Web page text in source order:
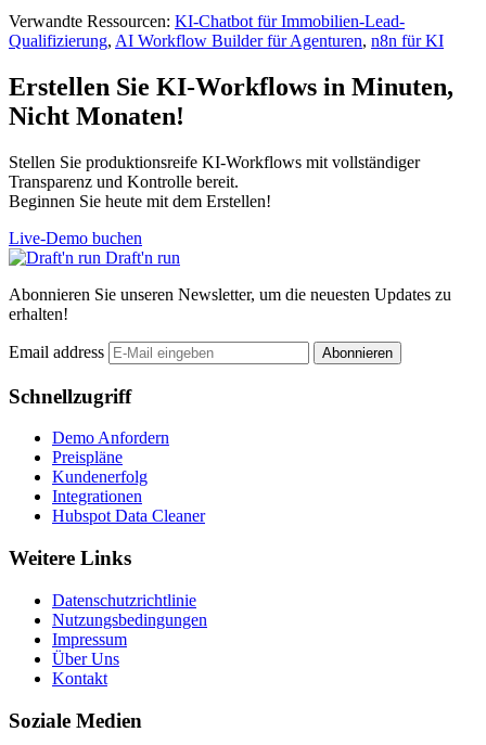
Verwandte Ressourcen: KI-Chatbot für Immobilien-Lead-
Qualifizierung, AI Workflow Builder für Agenturen, n8n für KI
Erstellen Sie KI-Workflows in Minuten,
Nicht Monaten!
Stellen Sie produktionsreife KI-Workflows mit vollständiger
Transparenz und Kontrolle bereit.
Beginnen Sie heute mit dem Erstellen!
Live-Demo buchen
Draft'n run
Abonnieren Sie unseren Newsletter, um die neuesten Updates zu
erhalten!
Email address Abonnieren
Schnellzugriff
Demo Anfordern
Preispläne
Kundenerfolg
Integrationen
Hubspot Data Cleaner
Weitere Links
Datenschutzrichtlinie
Nutzungsbedingungen
Impressum
Über Uns
Kontakt
Soziale Medien